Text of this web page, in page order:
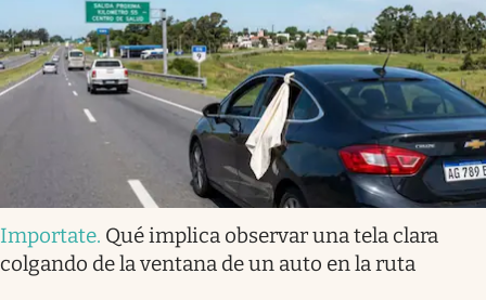
Importate. Qué implica observar una tela clara
colgando de la ventana de un auto en la ruta